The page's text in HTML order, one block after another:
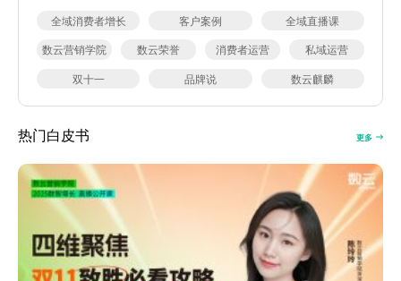
全域消费者增长 客户案例
全域直播课
数云营销学院
数云荣誉 消费者运营
私域运营
双十一
品牌说 数云麒麟
热门白皮书 更多